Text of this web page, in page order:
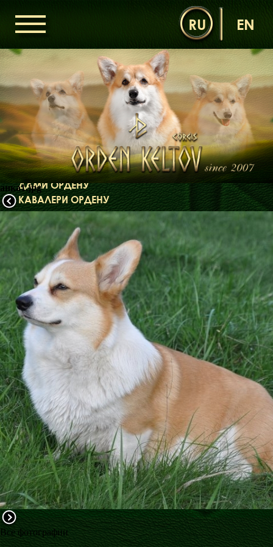
анка1.jpg
Все фотографии
RU EN
ОРДЕН КЕЛЬТІВ
НОВИНИ
ДИТЯЧА КІМНАТА
КОНТАКТИ
НАШІ КОРГІ
ДАМИ ОРДЕНУ
КАВАЛЕРИ ОРДЕНУ
ЩЕНЯТА
ДИТЯЧА КІМНАТА
БІБЛІОТЕКА
МІФИ
ФАКТИ
БЛОГ
ГАЛЕРЕЇ